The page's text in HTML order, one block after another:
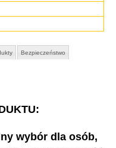
Bezpieczeństwo
wybór dla osób,